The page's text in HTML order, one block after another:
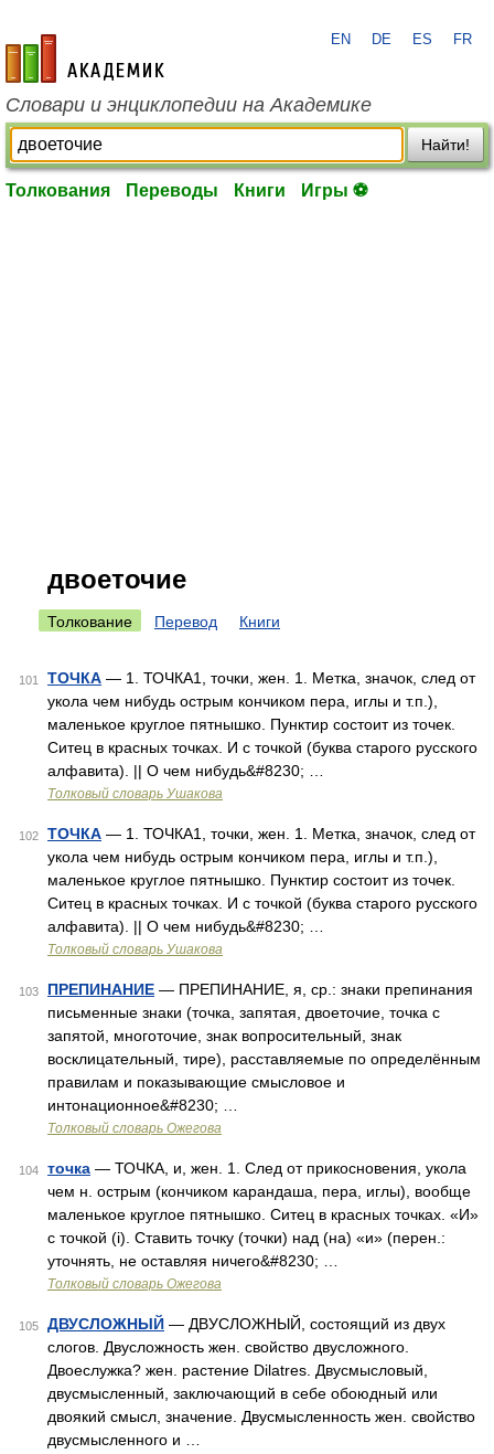
academic.ru
EN DE ES FR
Словари и энциклопедии на Академике
Найти!
Толкования Переводы Книги Игры ⚽
двоеточие
Толкование Перевод Книги
101 ТОЧКА — 1. ТОЧКА1, точки, жен. 1. Метка, значок, след от
укола чем нибудь острым кончиком пера, иглы и т.п.),
маленькое круглое пятнышко. Пунктир состоит из точек.
Ситец в красных точках. И с точкой (буква старого русского
алфавита). || О чем нибудь&#8230; …
Толковый словарь Ушакова
102 ТОЧКА — 1. ТОЧКА1, точки, жен. 1. Метка, значок, след от
укола чем нибудь острым кончиком пера, иглы и т.п.),
маленькое круглое пятнышко. Пунктир состоит из точек.
Ситец в красных точках. И с точкой (буква старого русского
алфавита). || О чем нибудь&#8230; …
Толковый словарь Ушакова
103 ПРЕПИНАНИЕ — ПРЕПИНАНИЕ, я, ср.: знаки препинания
письменные знаки (точка, запятая, двоеточие, точка с
запятой, многоточие, знак вопросительный, знак
восклицательный, тире), расставляемые по определённым
правилам и показывающие смысловое и
интонационное&#8230; …
Толковый словарь Ожегова
104 точка — ТОЧКА, и, жен. 1. След от прикосновения, укола
чем н. острым (кончиком карандаша, пера, иглы), вообще
маленькое круглое пятнышко. Ситец в красных точках. «И»
с точкой (і). Ставить точку (точки) над (на) «и» (перен.:
уточнять, не оставляя ничего&#8230; …
Толковый словарь Ожегова
105 ДВУСЛОЖНЫЙ — ДВУСЛОЖНЫЙ, состоящий из двух
слогов. Двусложность жен. свойство двусложного.
Двоеслужка? жен. растение Dilatres. Двусмысловый,
двусмысленный, заключающий в себе обоюдный или
двоякий смысл, значение. Двусмысленность жен. свойство
двусмысленного и …